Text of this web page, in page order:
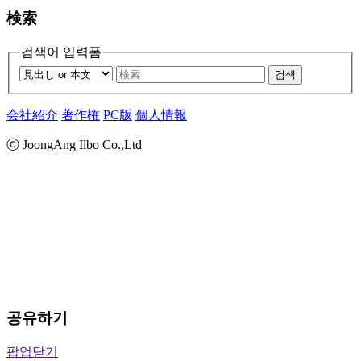
検索
검색어 입력폼
검색
会社紹介 著作権 PC版 個人情報
ⓒ JoongAng Ilbo Co.,Ltd
공유하기
팝업닫기